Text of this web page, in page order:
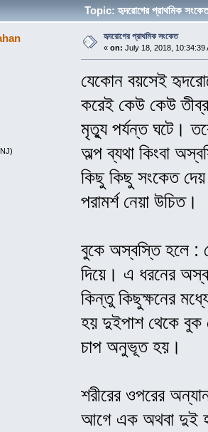
Topic: হৃদরোগের প্রাথমিক
হৃদরোগের প্রাথমিক সংকেত
« on: July 18, 2018, 10:34:39
যেকোন বয়সেই
করেই কেউ কেউ
মৃত্যু পর্যন্ত ঘটে।
অল্প ব্যথা কিংবা
কিছু কিছু সংকেত
পরামর্শ নেয়া উচিত।
বুকে অস্বস্তি হলে :
দিয়ে। এ ধরনের
কিন্তু কিছুক্ষনের
হয় দুইপাশ থেকে
চাপ অনুভূত হয়।
শরীরের ওপরের
আগে এক অথবা দুই